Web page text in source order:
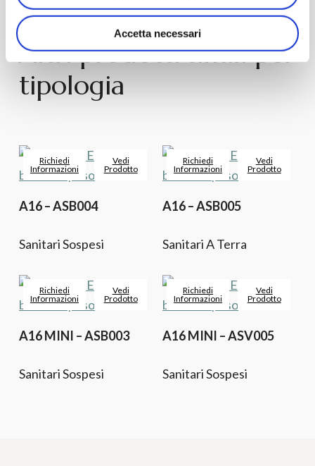
Accetta necessari
Altri prodotti simili per
tipologia
Richiedi
Informazioni
Vedi
Prodotto
A16 – ASB004
Sanitari Sospesi
Richiedi
Informazioni
Vedi
Prodotto
A16 – ASB005
Sanitari A Terra
Richiedi
Informazioni
Vedi
Prodotto
A16 MINI – ASB003
Sanitari Sospesi
Richiedi
Informazioni
Vedi
Prodotto
A16 MINI – ASV005
Sanitari Sospesi